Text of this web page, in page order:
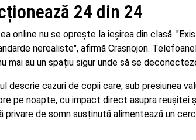
24 din 24
online nu se oprește la ieșirea din clasă.
nerealiste", afirmă Crasnojon.
mai au un spațiu sigur unde să se
descrie cazuri de copii care, sub presiunea
pe noapte, cu impact direct asupra reușitei
de somn susținută alimentează un